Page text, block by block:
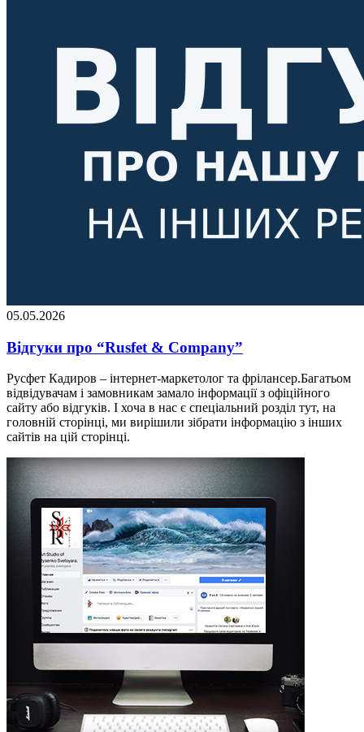
05.05.2026
Відгуки про “Rusfet & Company”
Русфет Кадиров – інтернет-маркетолог та фрілансер.Багатьом
відвідувачам і замовникам замало інформації з офіційного
сайту або відгуків. І хоча в нас є спеціальний розділ тут, на
головній сторінці, ми вирішили зібрати інформацію з інших
сайтів на цій сторінці.